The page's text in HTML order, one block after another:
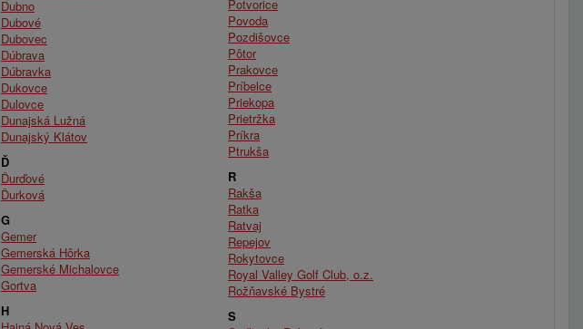
Dubno
Dubové
Dubovec
Dúbrava
Dúbravka
Dukovce
Dulovce
Dunajská Lužná
Dunajský Klátov
Ď
Ďurďové
Ďurková
G
Gemer
Gemerská Hôrka
Gemerské Michalovce
Gortva
H
Potvorice
Povoda
Pozdišovce
Pôtor
Prakovce
Príbelce
Priekopa
Prietržka
Príkra
Ptrukša
R
Rakša
Ratka
Ratvaj
Repejov
Rokytovce
Royal Valley Golf Club, o.z.
Rožňavské Bystré
S